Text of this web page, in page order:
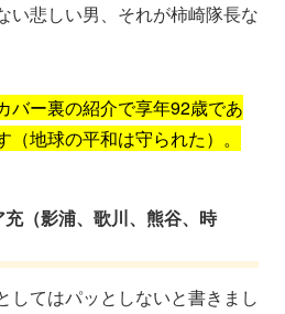
い悲しい男、それが柿崎隊長な
バー裏の紹介で享年92歳であ
地球の平和は守られた）。
（影浦、歌川、熊谷、時
してはパッとしないと書きまし